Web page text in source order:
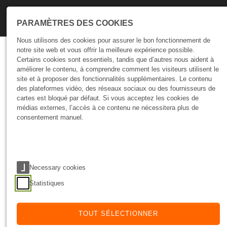
Talks
Automatisation des
processus - moins
d’erreurs, plus de stabilité
TUTORIEL 03 Dec 2025
Automatiser le processus de deployment n’est
pas seulement une amélioration technique —
PARAMÈTRES DES COOKIES
Nous utilisons des cookies pour assurer le bon fonctionnement de
notre site web et vous offrir la meilleure expérience possible.
Certains cookies sont essentiels, tandis que d’autres nous aident à
améliorer le contenu, à comprendre comment les visiteurs utilisent le
site et à proposer des fonctionnalités supplémentaires. Le contenu
des plateformes vidéo, des réseaux sociaux ou des fournisseurs de
cartes est bloqué par défaut. Si vous acceptez les cookies de
médias externes, l’accès à ce contenu ne nécessitera plus de
consentement manuel.
Necessary cookies
Statistiques
TOUT SÉLECTIONNER